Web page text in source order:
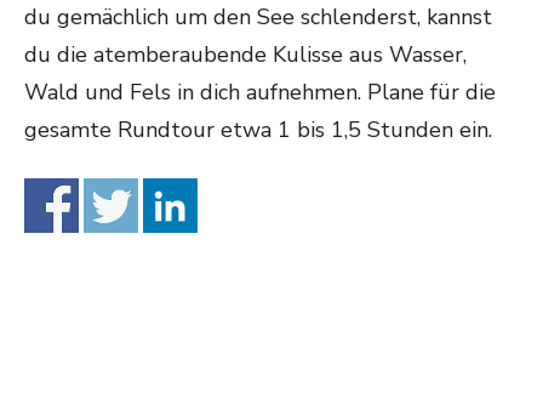
du gemächlich um den See schlenderst, kannst
du die atemberaubende Kulisse aus Wasser,
Wald und Fels in dich aufnehmen. Plane für die
gesamte Rundtour etwa 1 bis 1,5 Stunden ein.